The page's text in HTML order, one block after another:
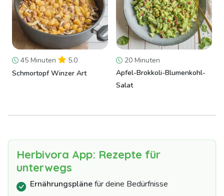
45 Minuten
5.0
Schmortopf Winzer Art
20 Minuten
Apfel-Brokkoli-Blumenkohl-
Salat
Herbivora App: Rezepte für
unterwegs
Ernährungsplänefür deine Bedürfnisse